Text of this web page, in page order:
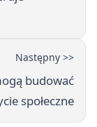
Następny >>
budować
społeczne